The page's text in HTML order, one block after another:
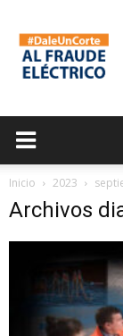
Inicio 2023
Archivos